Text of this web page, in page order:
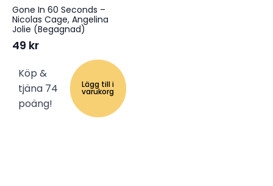
Gone In 60 Seconds –
Nicolas Cage, Angelina
Jolie (Begagnad)
49 kr
Köp &
tjäna 74
poäng!
Lägg till i
varukorg